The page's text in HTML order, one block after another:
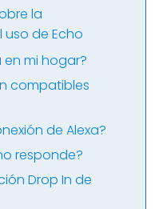
la
uso de Echo
en mi hogar?
compatibles
de Alexa?
responde?
Drop In de